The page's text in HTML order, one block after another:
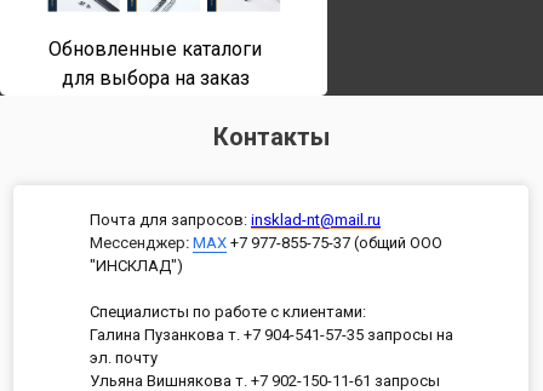
Обновленные каталоги
для выбора на заказ
Контакты
Почта для запросов: insklad-nt@mail.ru
Мессенджер: MAX +7 977-855-75-37 (общий ООО
"ИНСКЛАД")
Специалисты по работе с клиентами:
Галина Пузанкова т. +7 904-541-57-35 запросы на
эл. почту
Ульяна Вишнякова т. +7 902-150-11-61 запросы